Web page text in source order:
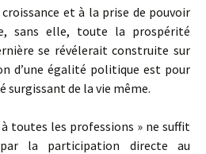
et à la prise de pouvoir
sans elle, toute la prospérité
se révélerait construite sur
d’une égalité politique est pour
surgissant de la vie même.
à toutes les professions » ne suffit
la participation directe au